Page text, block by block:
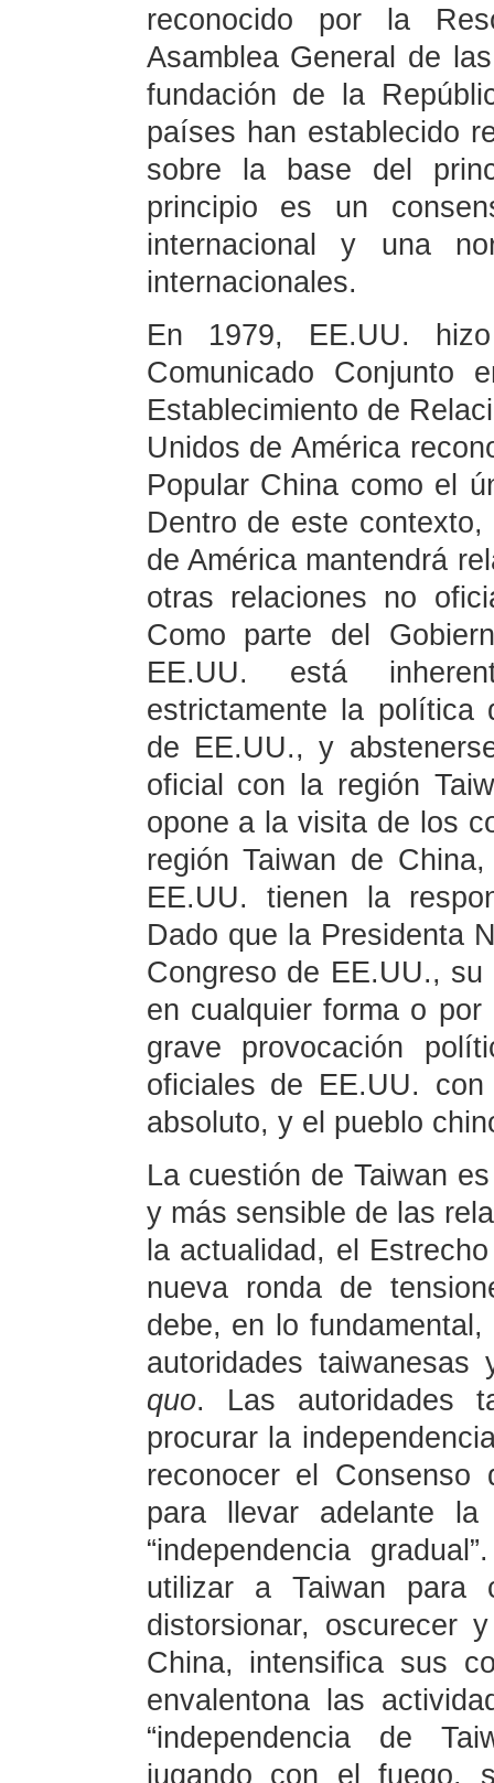
reconocido por la
Asamblea General de
fundación de la
países han establecido
sobre la base del
principio es un
internacional y una
internacionales.
En 1979, EE.UU.
Comunicado Conjunto
Establecimiento de
Unidos de América
Popular China como el
Dentro de este
de América mantendrá
otras relaciones no
Como parte del
EE.UU. está
estrictamente la política
de EE.UU., y
oficial con la región
opone a la visita de los
región Taiwan de
EE.UU. tienen la
Dado que la Presidenta
Congreso de EE.UU.,
en cualquier forma o
grave provocación
oficiales de EE.UU.
absoluto, y el pueblo
La cuestión de Taiwan
y más sensible de las
la actualidad, el
nueva ronda de
debe, en lo
autoridades
quo. Las autoridades
procurar la
reconocer el
para llevar adelante la
“independencia
utilizar a Taiwan para
distorsionar, oscurecer
China, intensifica sus
envalentona las
“independencia de
jugando con el fuego,